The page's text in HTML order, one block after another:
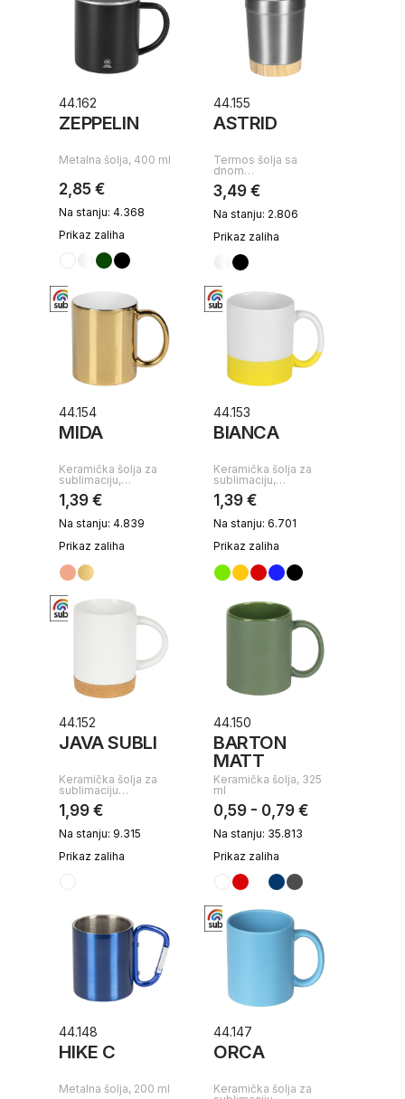
44.162
ZEPPELIN
Metalna šolja, 400 ml
2,85 €
Na stanju: 4.368
Prikaz zaliha
44.155
ASTRID
Termos šolja sa
dnom…
3,49 €
Na stanju: 2.806
Prikaz zaliha
44.154
MIDA
Keramička šolja za
sublimaciju,…
1,39 €
Na stanju: 4.839
Prikaz zaliha
44.153
BIANCA
Keramička šolja za
sublimaciju,…
1,39 €
Na stanju: 6.701
Prikaz zaliha
44.152
JAVA SUBLI
Keramička šolja za
sublimaciju…
1,99 €
Na stanju: 9.315
Prikaz zaliha
44.150
BARTON
MATT
Keramička šolja, 325
ml
0,59 - 0,79 €
Na stanju: 35.813
Prikaz zaliha
44.148
HIKE C
Metalna šolja, 200 ml
44.147
ORCA
Keramička šolja za